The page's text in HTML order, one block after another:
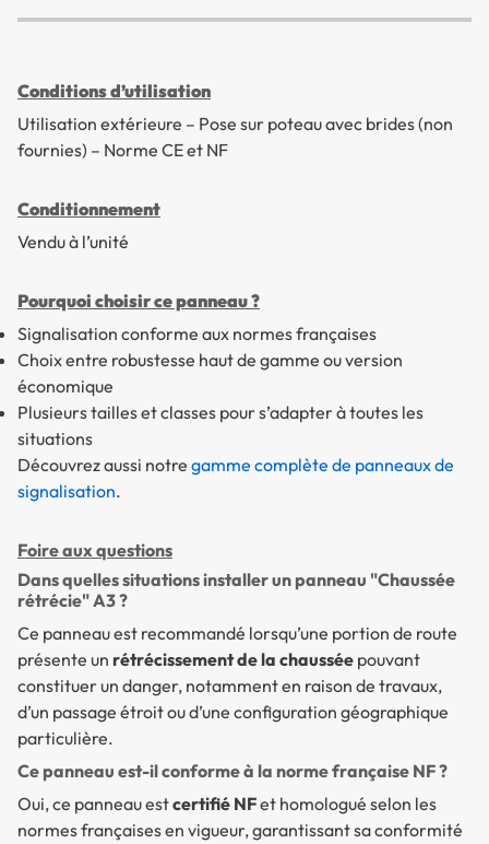
Conditions d’utilisation
Utilisation extérieure – Pose sur poteau avec brides (non
fournies) – Norme CE et NF
Conditionnement
Vendu à l’unité
Pourquoi choisir ce panneau ?
Signalisation conforme aux normes françaises
Choix entre robustesse haut de gamme ou version
économique
Plusieurs tailles et classes pour s’adapter à toutes les
situations
Découvrez aussi notre gamme complète de panneaux de
signalisation.
Foire aux questions
Dans quelles situations installer un panneau "Chaussée
rétrécie" A3 ?
Ce panneau est recommandé lorsqu’une portion de route
présente un rétrécissement de la chaussée pouvant
constituer un danger, notamment en raison de travaux,
d’un passage étroit ou d’une configuration géographique
particulière.
Ce panneau est-il conforme à la norme française NF ?
Oui, ce panneau estcertifié NFet homologué selon les
normes françaises en vigueur, garantissant sa conformité